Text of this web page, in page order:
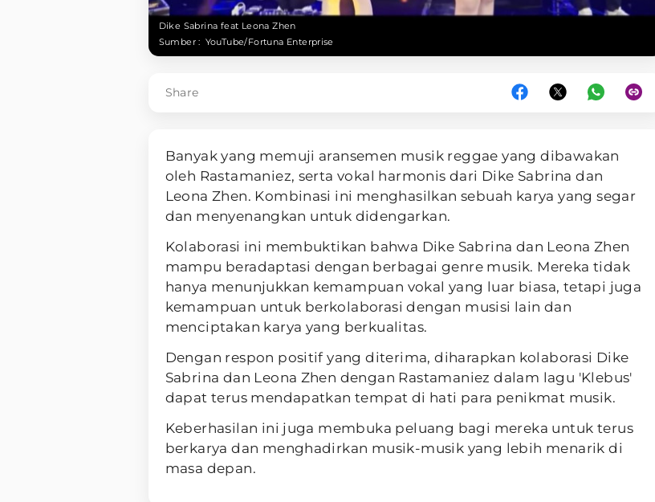
Dike Sabrina feat Leona Zhen
Sumber : YouTube/Fortuna Enterprise
Share
Banyak yang memuji aransemen musik reggae yang dibawakan
oleh Rastamaniez, serta vokal harmonis dari Dike Sabrina dan
Leona Zhen. Kombinasi ini menghasilkan sebuah karya yang segar
dan menyenangkan untuk didengarkan.
Kolaborasi ini membuktikan bahwa Dike Sabrina dan Leona Zhen
mampu beradaptasi dengan berbagai genre musik. Mereka tidak
hanya menunjukkan kemampuan vokal yang luar biasa, tetapi juga
kemampuan untuk berkolaborasi dengan musisi lain dan
menciptakan karya yang berkualitas.
Dengan respon positif yang diterima, diharapkan kolaborasi Dike
Sabrina dan Leona Zhen dengan Rastamaniez dalam lagu 'Klebus'
dapat terus mendapatkan tempat di hati para penikmat musik.
Keberhasilan ini juga membuka peluang bagi mereka untuk terus
berkarya dan menghadirkan musik-musik yang lebih menarik di
masa depan.